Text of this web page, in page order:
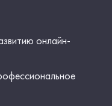
онлайн-